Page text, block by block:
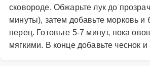
сковороде. Обжарьте лук до
минуты), затем добавьте морковь и
перец. Готовьте 5-7 минут, пока
мягкими. В конце добавьте чеснок